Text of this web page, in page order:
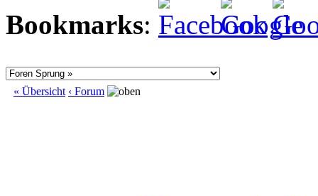
Bookmarks:
« Übersicht ‹ Forum